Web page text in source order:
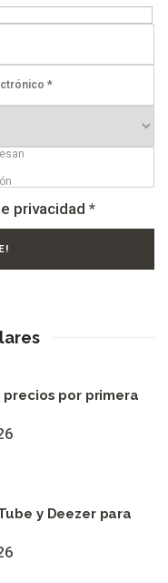
privacidad *
precios por primera
y Deezer para